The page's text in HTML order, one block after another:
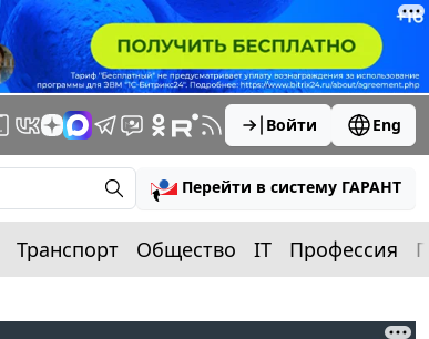
Войти Eng
Перейти в систему ГАРАНТ
Транспорт Общество IT Профессия